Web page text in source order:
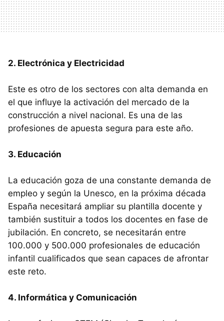
2. Electrónica y Electricidad
Este es otro de los sectores con alta demanda en
el que influye la activación del mercado de la
construcción a nivel nacional. Es una de las
profesiones de apuesta segura para este año.
3. Educación
La educación goza de una constante demanda de
empleo y según la Unesco, en la próxima década
España necesitará ampliar su plantilla docente y
también sustituir a todos los docentes en fase de
jubilación. En concreto, se necesitarán entre
100.000 y 500.000 profesionales de educación
infantil cualificados que sean capaces de afrontar
este reto.
4. Informática y Comunicación